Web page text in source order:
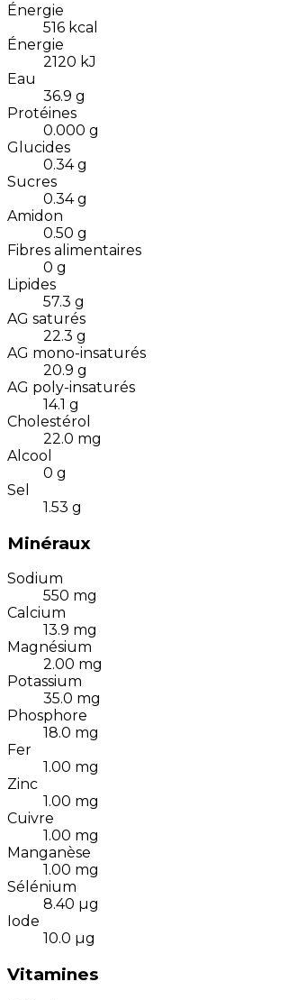
Énergie
516 kcal
Énergie
2120 kJ
Eau
36.9 g
Protéines
0.000 g
Glucides
0.34 g
Sucres
0.34 g
Amidon
0.50 g
Fibres alimentaires
0 g
Lipides
57.3 g
AG saturés
22.3 g
AG mono-insaturés
20.9 g
AG poly-insaturés
14.1 g
Cholestérol
22.0 mg
Alcool
0 g
Sel
1.53 g
Minéraux
Sodium
550 mg
Calcium
13.9 mg
Magnésium
2.00 mg
Potassium
35.0 mg
Phosphore
18.0 mg
Fer
1.00 mg
Zinc
1.00 mg
Cuivre
1.00 mg
Manganèse
1.00 mg
Sélénium
8.40 µg
Iode
10.0 µg
Vitamines